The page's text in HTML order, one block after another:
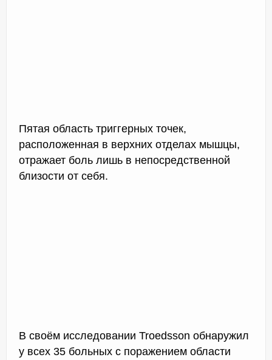
Пятая область триггерных точек,
расположенная в верхних отделах мышцы,
отражает боль лишь в непосредственной
близости от себя.
В своём исследовании Troedsson обнаружил
у всех 35 больных с поражением области